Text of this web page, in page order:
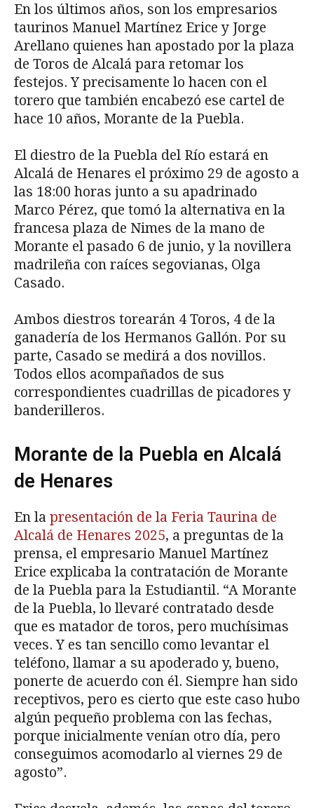
En los últimos años, son los empresarios
taurinos Manuel Martínez Erice y Jorge
Arellano quienes han apostado por la plaza
de Toros de Alcalá para retomar los
festejos. Y precisamente lo hacen con el
torero que también encabezó ese cartel de
hace 10 años, Morante de la Puebla.
El diestro de la Puebla del Río estará en
Alcalá de Henares el próximo 29 de agosto a
las 18:00 horas junto a su apadrinado
Marco Pérez, que tomó la alternativa en la
francesa plaza de Nimes de la mano de
Morante el pasado 6 de junio, y la novillera
madrileña con raíces segovianas, Olga
Casado.
Ambos diestros torearán 4 Toros, 4 de la
ganadería de los Hermanos Gallón. Por su
parte, Casado se medirá a dos novillos.
Todos ellos acompañados de sus
correspondientes cuadrillas de picadores y
banderilleros.
Morante de la Puebla en Alcalá
de Henares
En la presentación de la Feria Taurina de
Alcalá de Henares 2025, a preguntas de la
prensa, el empresario Manuel Martínez
Erice explicaba la contratación de Morante
de la Puebla para la Estudiantil. “A Morante
de la Puebla, lo llevaré contratado desde
que es matador de toros, pero muchísimas
veces. Y es tan sencillo como levantar el
teléfono, llamar a su apoderado y, bueno,
ponerte de acuerdo con él. Siempre han sido
receptivos, pero es cierto que este caso hubo
algún pequeño problema con las fechas,
porque inicialmente venían otro día, pero
conseguimos acomodarlo al viernes 29 de
agosto”.